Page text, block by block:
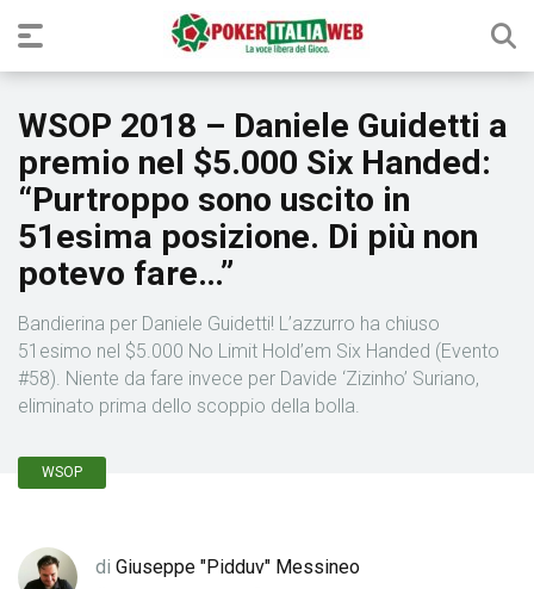
WSOP 2018 – Daniele Guidetti a
premio nel $5.000 Six Handed:
“Purtroppo sono uscito in
51esima posizione. Di più non
potevo fare…”
Bandierina per Daniele Guidetti! L’azzurro ha chiuso
51esimo nel $5.000 No Limit Hold’em Six Handed (Evento
#58). Niente da fare invece per Davide ‘Zizinho’ Suriano,
eliminato prima dello scoppio della bolla.
WSOP
di Giuseppe "Pidduv" Messineo